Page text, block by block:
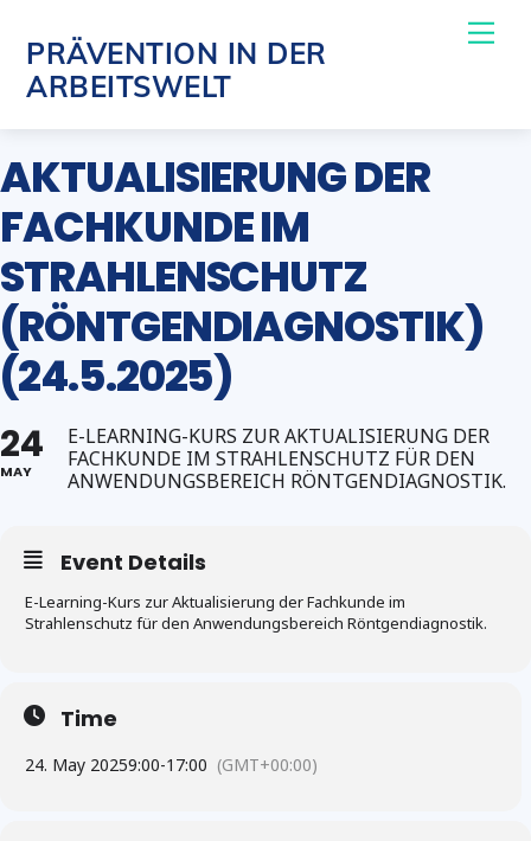
content
PRÄVENTION IN DER
ARBEITSWELT
AKTUALISIERUNG DER
FACHKUNDE IM
STRAHLENSCHUTZ
(RÖNTGENDIAGNOSTIK)
(24.5.2025)
24
MAY
E-LEARNING-KURS ZUR AKTUALISIERUNG DER
FACHKUNDE IM STRAHLENSCHUTZ FÜR DEN
ANWENDUNGSBEREICH RÖNTGENDIAGNOSTIK.
Event Details
E-Learning-Kurs zur Aktualisierung der Fachkunde im
Strahlenschutz für den Anwendungsbereich Röntgendiagnostik.
Time
24. May 20259:00-17:00 (GMT+00:00)